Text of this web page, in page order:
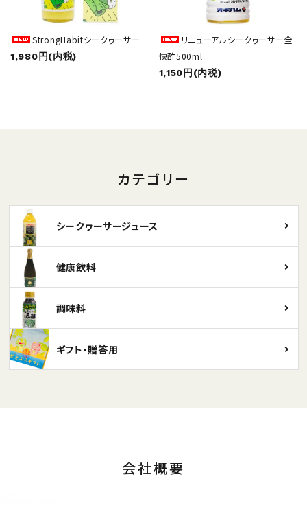
StrongHabitシークヮーサー
1,980円(内税)
リニューアルシークヮーサー全
快酢500ml
1,150円(内税)
カテゴリー
シークヮーサージュース
健康飲料
調味料
ギフト・贈答用
会社概要